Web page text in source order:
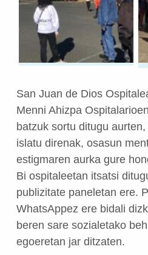
San Juan de Dios
Menni Ahizpa
batzuk sortu ditugu
islatu direnak, osasun
estigmaren aurka gure
Bi ospitaleetan itsatsi
publizitate paneletan ere.
WhatsAppez ere bidali
beren sare sozialetako
egoeretan jar ditzaten.